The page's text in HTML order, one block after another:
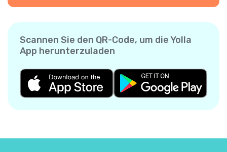
Scannen Sie den QR-Code, um die Yolla
App herunterzuladen